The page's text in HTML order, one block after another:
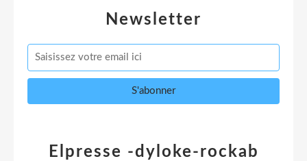
Newsletter
Elpresse -dyloke-rockab